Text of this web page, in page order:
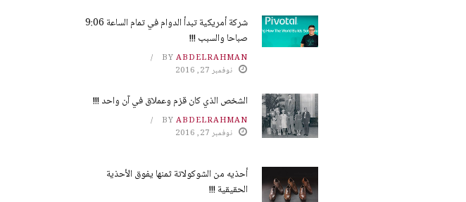
شركة أمريكية تبدأ الدوام في تمام الساعة 9:06
صباحا والسبب !!!
BY ABDELRAHMAN
نوفمبر 27, 2016
الشخص الذي كان قزم وعملاق في آن واحد !!!
BY ABDELRAHMAN
نوفمبر 27, 2016
أحذيه من الشوكولاتة ثمنها يفوق الأحذية
الحقيقية !!!